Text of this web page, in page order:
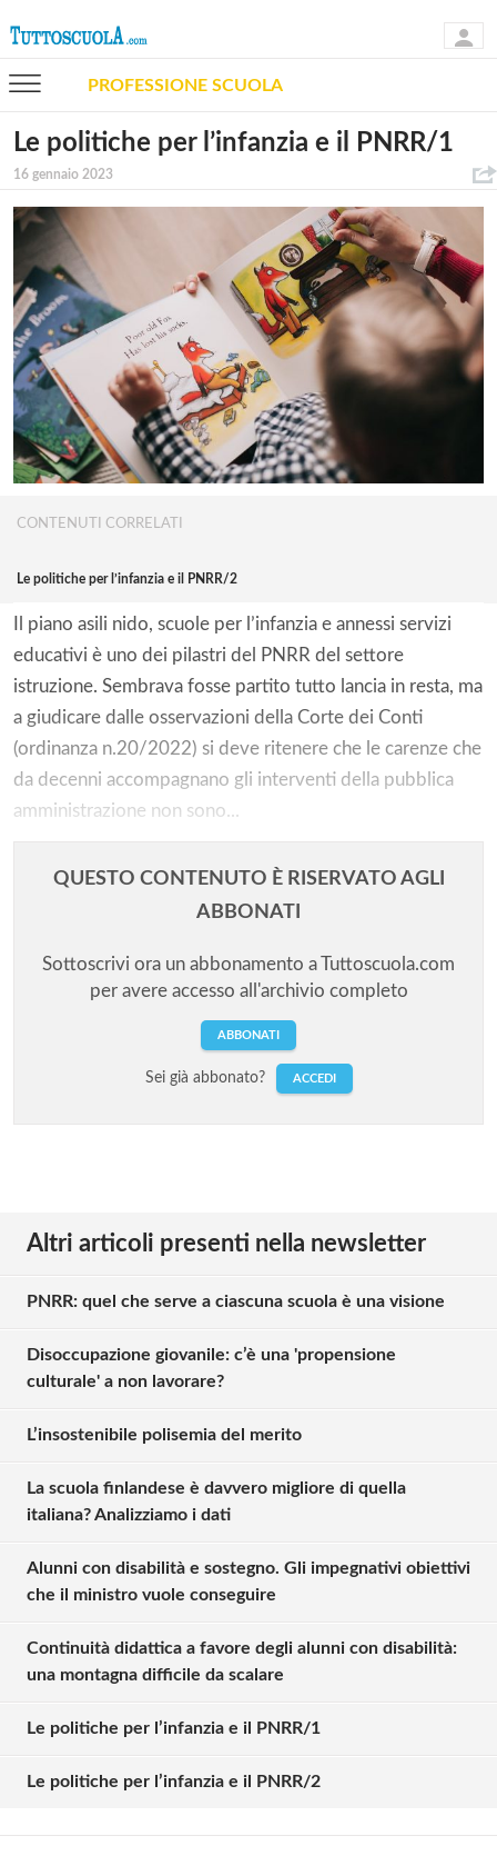
PROFESSIONE SCUOLA
Le politiche per l’infanzia e il PNRR/1
16 gennaio 2023
CONTENUTI CORRELATI
Le politiche per l’infanzia e il PNRR/2
Il piano asili nido, scuole per l’infanzia e annessi servizi
educativi è uno dei pilastri del PNRR del settore
istruzione. Sembrava fosse partito tutto lancia in resta, ma
a giudicare dalle osservazioni della Corte dei Conti
(ordinanza n.20/2022) si deve ritenere che le carenze che
da decenni accompagnano gli interventi della pubblica
amministrazione non sono...
QUESTO CONTENUTO È RISERVATO AGLI
ABBONATI
Sottoscrivi ora un abbonamento a Tuttoscuola.com
per avere accesso all'archivio completo
ABBONATI
Sei già abbonato? ACCEDI
Altri articoli presenti nella newsletter
PNRR: quel che serve a ciascuna scuola è una visione
Disoccupazione giovanile: c’è una 'propensione
culturale' a non lavorare?
L’insostenibile polisemia del merito
La scuola finlandese è davvero migliore di quella
italiana? Analizziamo i dati
Alunni con disabilità e sostegno. Gli impegnativi obiettivi
che il ministro vuole conseguire
Continuità didattica a favore degli alunni con disabilità:
una montagna difficile da scalare
Le politiche per l’infanzia e il PNRR/1
Le politiche per l’infanzia e il PNRR/2
Solo gli utenti registrati possono
commentare!
Effettua il Login o Registrati